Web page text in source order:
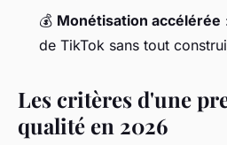
💰 Monétisation accélérée
de TikTok sans tout
Les critères d'une
qualité en 2026